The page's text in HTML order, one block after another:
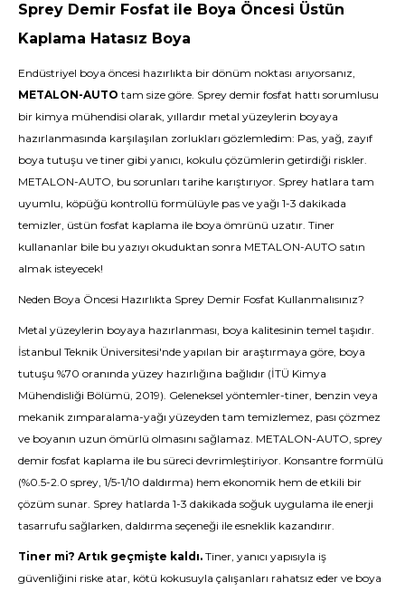
Sprey Demir Fosfat ile Boya Öncesi Üstün
Kaplama Hatasız Boya
Endüstriyel boya öncesi hazırlıkta bir dönüm noktası arıyorsanız,
METALON-AUTO tam size göre. Sprey demir fosfat hattı sorumlusu
bir kimya mühendisi olarak, yıllardır metal yüzeylerin boyaya
hazırlanmasında karşılaşılan zorlukları gözlemledim: Pas, yağ, zayıf
boya tutuşu ve tiner gibi yanıcı, kokulu çözümlerin getirdiği riskler.
METALON-AUTO, bu sorunları tarihe karıştırıyor. Sprey hatlara tam
uyumlu, köpüğü kontrollü formülüyle pas ve yağı 1-3 dakikada
temizler, üstün fosfat kaplama ile boya ömrünü uzatır. Tiner
kullananlar bile bu yazıyı okuduktan sonra METALON-AUTO satın
almak isteyecek!
Neden Boya Öncesi Hazırlıkta Sprey Demir Fosfat Kullanmalısınız?
Metal yüzeylerin boyaya hazırlanması, boya kalitesinin temel taşıdır.
İstanbul Teknik Üniversitesi'nde yapılan bir araştırmaya göre, boya
tutuşu %70 oranında yüzey hazırlığına bağlıdır (İTÜ Kimya
Mühendisliği Bölümü, 2019). Geleneksel yöntemler-tiner, benzin veya
mekanik zımparalama-yağı yüzeyden tam temizlemez, pası çözmez
ve boyanın uzun ömürlü olmasını sağlamaz. METALON-AUTO, sprey
demir fosfat kaplama ile bu süreci devrimleştiriyor. Konsantre formülü
(%0.5-2.0 sprey, 1/5-1/10 daldırma) hem ekonomik hem de etkili bir
çözüm sunar. Sprey hatlarda 1-3 dakikada soğuk uygulama ile enerji
tasarrufu sağlarken, daldırma seçeneği ile esneklik kazandırır.
Tiner mi? Artık geçmişte kaldı. Tiner, yanıcı yapısıyla iş
güvenliğini riske atar, kötü kokusuyla çalışanları rahatsız eder ve boya